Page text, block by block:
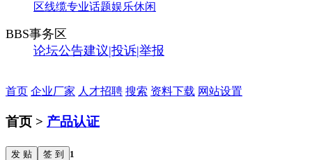
区线缆专业话题娱乐休闲
BBS事务区
论坛公告建议|投诉|举报
首页 企业厂家 人才招聘 搜索 资料下载 网站设置
首页 > 产品认证
发 贴 签 到 1